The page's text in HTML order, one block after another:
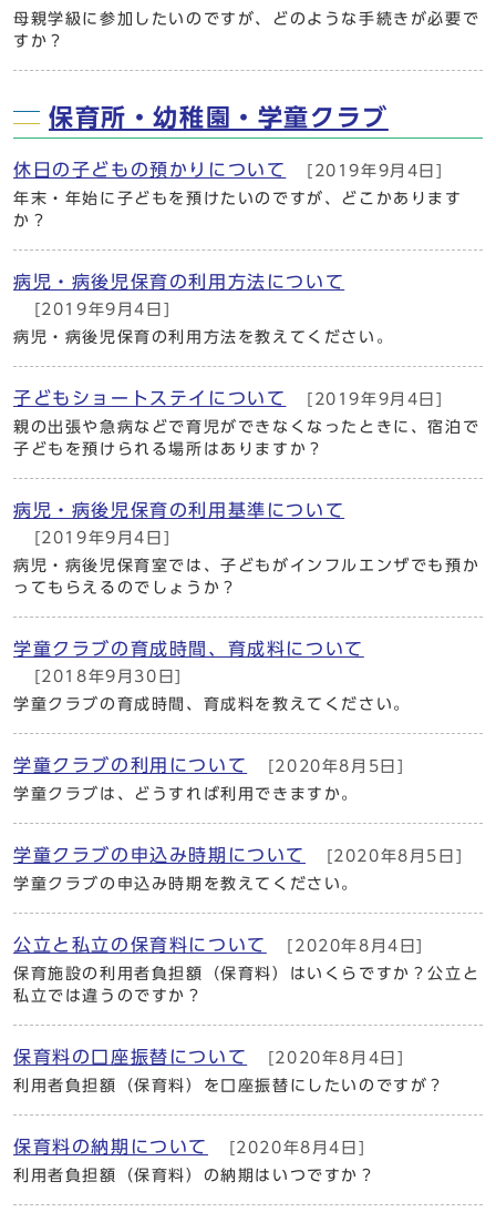
母親学級に参加したいのですが、どのような手続きが必要で
すか？
保育所・幼稚園・学童クラブ
休日の子どもの預かりについて
[2019年9月4日]
年末・年始に子どもを預けたいのですが、どこかあります
か？
病児・病後児保育の利用方法について
[2019年9月4日]
病児・病後児保育の利用方法を教えてください。
子どもショートステイについて
[2019年9月4日]
親の出張や急病などで育児ができなくなったときに、宿泊で
子どもを預けられる場所はありますか？
病児・病後児保育の利用基準について
[2019年9月4日]
病児・病後児保育室では、子どもがインフルエンザでも預か
ってもらえるのでしょうか？
学童クラブの育成時間、育成料について
[2018年9月30日]
学童クラブの育成時間、育成料を教えてください。
学童クラブの利用について
[2020年8月5日]
学童クラブは、どうすれば利用できますか。
学童クラブの申込み時期について
[2020年8月5日]
学童クラブの申込み時期を教えてください。
公立と私立の保育料について
[2020年8月4日]
保育施設の利用者負担額（保育料）はいくらですか？公立と
私立では違うのですか？
保育料の口座振替について
[2020年8月4日]
利用者負担額（保育料）を口座振替にしたいのですが？
保育料の納期について
[2020年8月4日]
利用者負担額（保育料）の納期はいつですか？